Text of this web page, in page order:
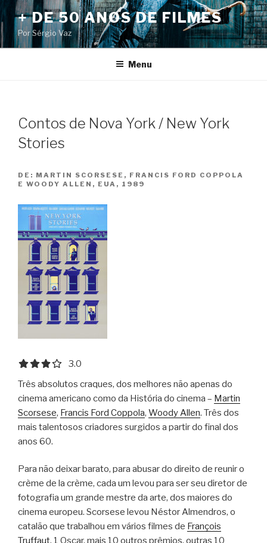
Pular
para
o
conteúdo
+ DE 50 ANOS DE FILMES
Por Sérgio Vaz
Menu
Contos de Nova York / New York
Stories
DE: MARTIN SCORSESE, FRANCIS FORD COPPOLA
E WOODY ALLEN, EUA, 1989
3.0 out of 5.0 stars
3.0
Três absolutos craques, dos melhores não apenas do
cinema americano como da História do cinema – Martin
Scorsese, Francis Ford Coppola, Woody Allen. Três dos
mais talentosos criadores surgidos a partir do final dos
anos 60.
Para não deixar barato, para abusar do direito de reunir o
crème de la crème, cada um levou para ser seu diretor de
fotografia um grande mestre da arte, dos maiores do
cinema europeu. Scorsese levou Néstor Almendros, o
catalão que trabalhou em vários filmes de François
Truffaut, 1 Oscar, mais 10 outros prêmios, outras 10